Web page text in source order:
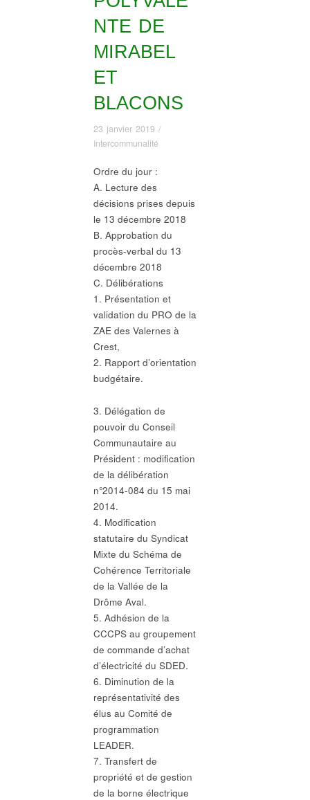
NTE DE
MIRABEL
ET
BLACONS
23 janvier 2019 /
Intercommunalité
Ordre du jour :
A. Lecture des
décisions prises depuis
le 13 décembre 2018
B. Approbation du
procès-verbal du 13
décembre 2018
C. Délibérations
1. Présentation et
validation du PRO de la
ZAE des Valernes à
Crest,
2. Rapport d’orientation
budgétaire.
3. Délégation de
pouvoir du Conseil
Communautaire au
Président : modification
de la délibération
n°2014-084 du 15 mai
2014.
4. Modification
statutaire du Syndicat
Mixte du Schéma de
Cohérence Territoriale
de la Vallée de la
Drôme Aval.
5. Adhésion de la
CCCPS au groupement
de commande d’achat
d’électricité du SDED.
6. Diminution de la
représentativité des
élus au Comité de
programmation
LEADER.
7. Transfert de
propriété et de gestion
de la borne électrique